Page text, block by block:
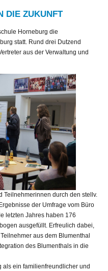
DIE ZUKUNFT
Horneburg die
statt. Rund drei Dutzend
aus der Verwaltung und
Teilnehmerinnen durch den stellv.
der Umfrage vom Büro
letzten Jahres haben 176
ausgefüllt. Erfreulich dabei,
aus dem Blumenthal
des Blumenthals in die
als ein familienfreundlicher und